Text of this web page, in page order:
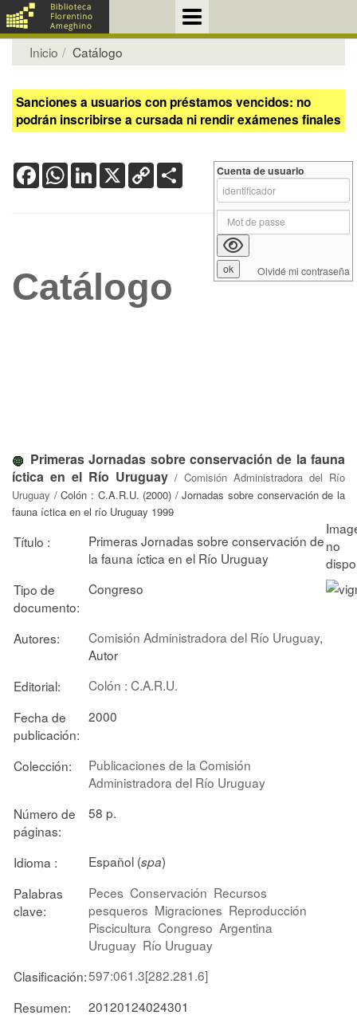
Inicio Catálogo
Sanciones a usuarios con préstamos vencidos: no
podrán inscribirse a cursada ni rendir exámenes finales
FacebookWhatsApp
LinkedIn
X Copy
Link
Catálogo
Primeras Jornadas sobre conservación de la fauna
íctica en el Río Uruguay / Comisión Administradora del Río
Uruguay / Colón : C.A.R.U. (2000) / Jornadas sobre conservación de la
fauna íctica en el río Uruguay 1999
Título :
Primeras Jornadas sobre conservación de
la fauna íctica en el Río Uruguay
Tipo de
documento:
Congreso
Autores: Comisión Administradora del Río Uruguay,
Autor
Editorial:
Colón : C.A.R.U.
Fecha de
publicación:
2000
Colección:
Publicaciones de la Comisión
Administradora del Río Uruguay
Número de
páginas:
58 p.
Idioma : Español (spa)
Palabras
clave:
Peces Conservación Recursos
pesqueros Migraciones Reproducción
Piscicultura Congreso Argentina
Uruguay Río Uruguay
Clasificación:597:061.3[282.281.6]
Resumen:
20120124024301
Cuenta de usuario
Olvidé mi contraseña